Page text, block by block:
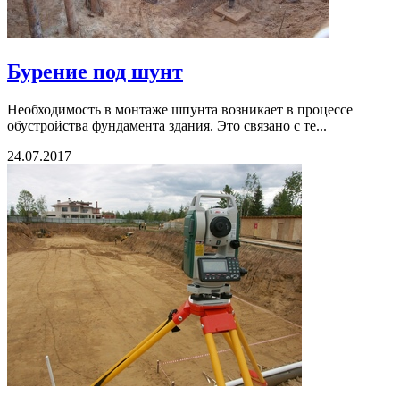
Бурение под шунт
Необходимость в монтаже шпунта возникает в процессе
обустройства фундамента здания. Это связано с те...
24.07.2017